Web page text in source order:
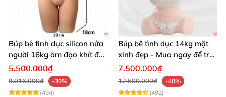
Búp bê tình dục silicon nửa
người 16kg âm đạo khít độn
khung
5.500.000₫
9.016.000₫
-39%
(494)
Búp bê tình dục 14kg mặt
xinh đẹp - Mua ngay để trải
nghiệm
7.500.000₫
12.500.000₫
-40%
(492)